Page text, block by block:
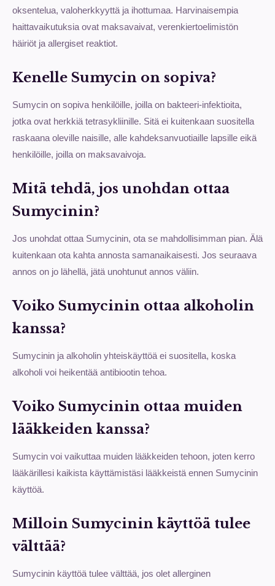
oksentelua, valoherkkyyttä ja ihottumaa. Harvinaisempia
haittavaikutuksia ovat maksavaivat, verenkiertoelimistön
häiriöt ja allergiset reaktiot.
Kenelle Sumycin on sopiva?
Sumycin on sopiva henkilöille, joilla on bakteeri-infektioita,
jotka ovat herkkiä tetrasykliinille. Sitä ei kuitenkaan suositella
raskaana oleville naisille, alle kahdeksanvuotiaille lapsille eikä
henkilöille, joilla on maksavaivoja.
Mitä tehdä, jos unohdan ottaa
Sumycinin?
Jos unohdat ottaa Sumycinin, ota se mahdollisimman pian. Älä
kuitenkaan ota kahta annosta samanaikaisesti. Jos seuraava
annos on jo lähellä, jätä unohtunut annos väliin.
Voiko Sumycinin ottaa alkoholin
kanssa?
Sumycinin ja alkoholin yhteiskäyttöä ei suositella, koska
alkoholi voi heikentää antibiootin tehoa.
Voiko Sumycinin ottaa muiden
lääkkeiden kanssa?
Sumycin voi vaikuttaa muiden lääkkeiden tehoon, joten kerro
lääkärillesi kaikista käyttämistäsi lääkkeistä ennen Sumycinin
käyttöä.
Milloin Sumycinin käyttöä tulee
välttää?
Sumycinin käyttöä tulee välttää, jos olet allerginen